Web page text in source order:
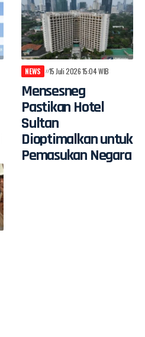
NEWS 15 Juli 2026 15:04 WIB
Mensesneg
Pastikan Hotel
Sultan
Dioptimalkan untuk
Pemasukan Negara